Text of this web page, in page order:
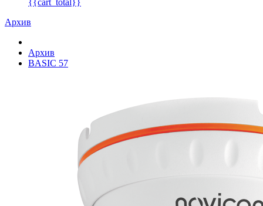
{{cart_total}}
Архив
Архив
BASIC 57